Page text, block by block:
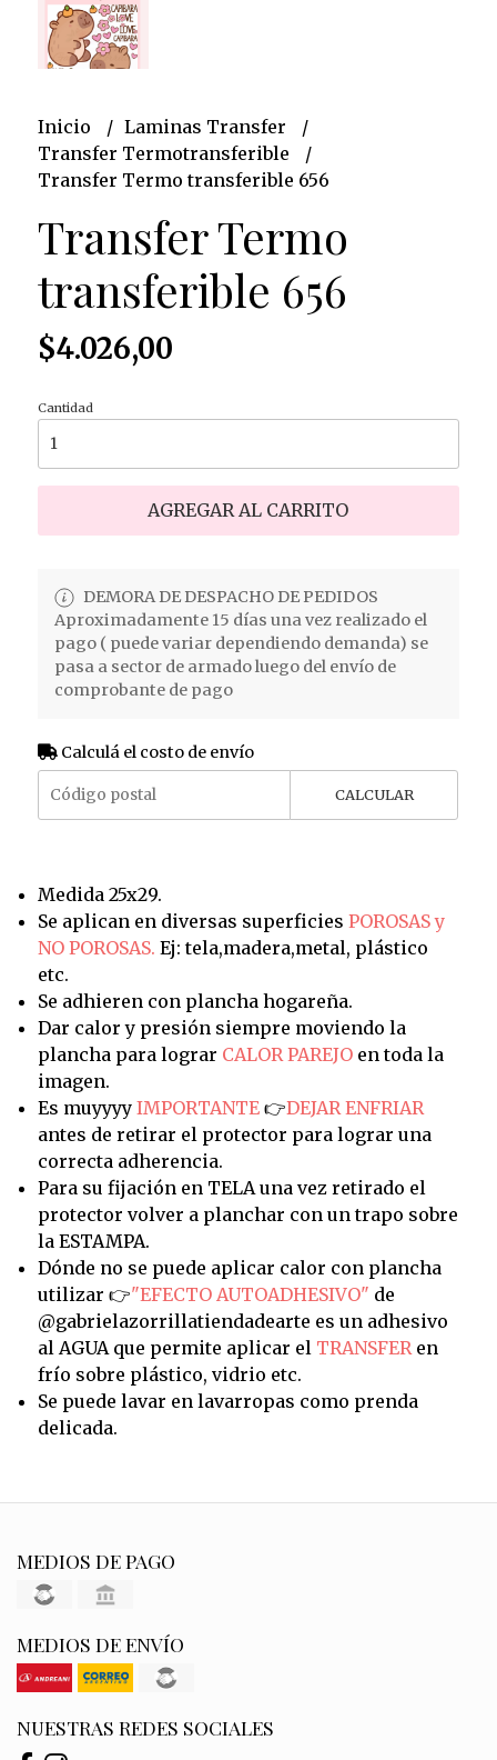
Inicio
Laminas Transfer
Transfer Termotransferible
Transfer Termo transferible 656
Transfer Termo
transferible 656
$4.026,00
Cantidad
AGREGAR AL CARRITO
DEMORA DE DESPACHO DE PEDIDOS
Aproximadamente 15 días una vez realizado el
pago ( puede variar dependiendo demanda) se
pasa a sector de armado luego del envío de
comprobante de pago
Calculá el costo de envío
CALCULAR
Medida 25x29.
Se aplican en diversas superficies POROSAS y
NO POROSAS. Ej: tela,madera,metal, plástico
etc.
Se adhieren con plancha hogareña.
Dar calor y presión siempre moviendo la
plancha para lograr CALOR PAREJOen toda la
imagen.
Es muyyyy IMPORTANTE👉DEJAR ENFRIAR
antes de retirar el protector para lograr una
correcta adherencia.
Para su fijación en TELA una vez retirado el
protector volver a planchar con un trapo sobre
la ESTAMPA.
Dónde no se puede aplicar calor con plancha
utilizar 👉"EFECTO AUTOADHESIVO" de
@gabrielazorrillatiendadearte es un adhesivo
al AGUA que permite aplicar el TRANSFERen
frío sobre plástico, vidrio etc.
Se puede lavar en lavarropas como prenda
delicada.
MEDIOS DE PAGO
MEDIOS DE ENVÍO
NUESTRAS REDES SOCIALES